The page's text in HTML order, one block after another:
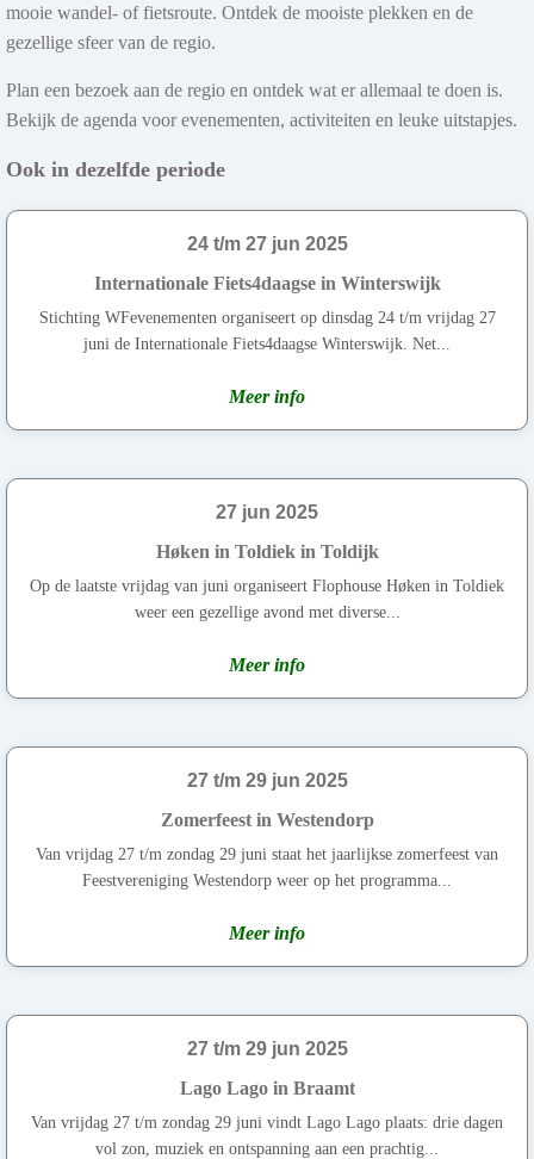
mooie wandel- of fietsroute. Ontdek de mooiste plekken en de
gezellige sfeer van de regio.
Plan een bezoek aan de regio en ontdek wat er allemaal te doen is.
Bekijk de agenda voor evenementen, activiteiten en leuke uitstapjes.
Ook in dezelfde periode
24 t/m 27 jun 2025
Internationale Fiets4daagse in Winterswijk
Stichting WFevenementen organiseert op dinsdag 24 t/m vrijdag 27
juni de Internationale Fiets4daagse Winterswijk. Net...
Meer info
27 jun 2025
Høken in Toldiek in Toldijk
Op de laatste vrijdag van juni organiseert Flophouse Høken in Toldiek
weer een gezellige avond met diverse...
Meer info
27 t/m 29 jun 2025
Zomerfeest in Westendorp
Van vrijdag 27 t/m zondag 29 juni staat het jaarlijkse zomerfeest van
Feestvereniging Westendorp weer op het programma...
Meer info
27 t/m 29 jun 2025
Lago Lago in Braamt
Van vrijdag 27 t/m zondag 29 juni vindt Lago Lago plaats: drie dagen
vol zon, muziek en ontspanning aan een prachtig...